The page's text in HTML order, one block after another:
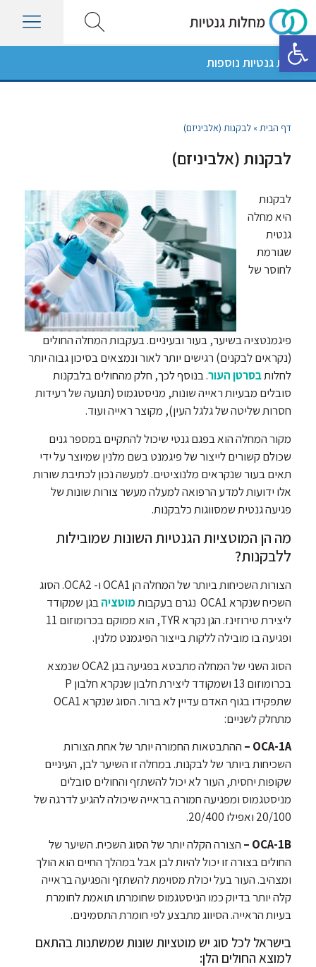
פתח סרגל נגישות
מחלות גנטיות נוספות
דף הבית» לבקנות (אלביניזם)
לבקנות (אלביניזם)
לבקנות
היא מחלה
גנטית
שגורמת
לחוסר של
פיגמנטציה בשיער, בעור ובעיניים. בעקבות המחלה החולים
(נקראים לבקנים) רגישים יותר לאור ונמצאים בסיכון גבוה יותר
לחלותבסרטן העור. בנוסף לכך, חלק מהחולים בלבקנות
סובלים מבעיות ראייה שונות, מניסטגמוס (תנועה של רעידות
חסרות שליטה של גלגל העין), מקוצר ראייה ועוד.
מקור המחלה הוא בפגם גנטי שיכול להתקיים במספר גנים
שכולם קשורים לייצור של פיגמנט בשם מלנין שמיוצר על ידי
תאים בעור שנקראים מלנוציטים. למעשה נכון לכתיבת שורות
אלו ידועות למדע הרפואה למעלה מעשר צורות שונות של
פגיעה גנטית שמסווגות כלבקנות.
מה הן המוטציות הגנטיות השונות שמובילות
ללבקנות?
הצורות השכיחות ביותר של המחלה הן OCA1 ו- OCA2. הסוג
השכיח שנקרא OCA1 נגרם בעקבות
מוטציהבגן שמקודד
ליצירת טירוזינז. הגן נקרא TYR, הוא ממוקם בכרומוזום 11
ופגיעה בו מובילה ללקות בייצור הפיגמנט מלנין.
הסוג השני של המחלה מתבטא בפגיעה בגן OCA2 שנמצא
בכרומוזום 13 ושמקודד ליצירת חלבון שנקרא חלבון P
שתפקידו בגוף האדם עדיין לא ברור. הסוג שנקרא OCA1
מתחלק לשניים:
OCA-1A –
ההתבטאות החמורה יותר של אחת הצורות
השכיחות ביותר של לבקנות. במחלה זו השיער לבן, העיניים
שקופות יחסית, העור לא יכול להשתזף והחולים סובלים
מניסטגמוס ומפגיעה חמורה בראייה שיכולה להגיע לדרגה של
20/100 ואפילו 20/400.
OCA-1B –
הצורה הקלה יותר של הסוג השכיח. השיער של
החולים בצורה זו יכול להיות לבן אבל במהלך החיים הוא הולך
ומצהיב. העור בעל יכולת מסוימת להשתזף והפגיעה בראייה
קלה יותר בדיוק כמו הניסטגמוס שחומרתו תואמת לחומרת
בעיות הראייה. הסיווג מתבצע לפי חומרת התסמינים.
בישראל לכל סוג יש מוטציות שונות שמשתנות בהתאם
למוצא החולים הלן: